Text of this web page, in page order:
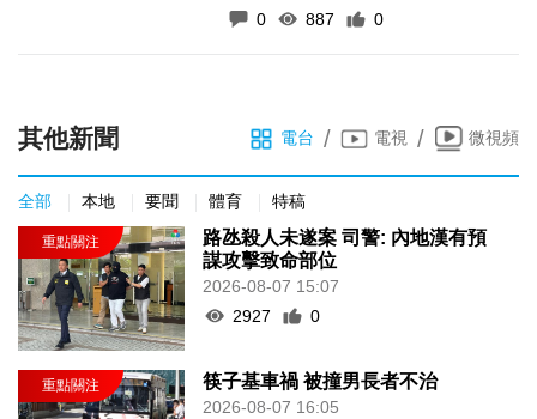
0
887 0
其他新聞 電台 / 電視 / 微視頻
全部 本地 要聞 體育 特稿
路氹殺人未遂案 司警: 內地漢有預
謀攻擊致命部位
2026-08-07 15:07
2927
0
筷子基車禍 被撞男長者不治
2026-08-07 16:05